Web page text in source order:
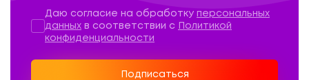
Персональные данные*
Даю согласие на обработку персональных
данных в соответствии с
Политикой
конфиденциальности
Подписаться